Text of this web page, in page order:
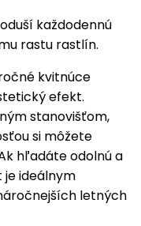
každodennú
rastu rastlín.
kvitnúce
efekt.
stanovišťom,
si môžete
hľadáte odolnú a
ideálnym
letných